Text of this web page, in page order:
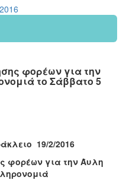
2016
φορέων για την
το Σάββατο 5
19/2/2016
φορέων για την Άυλη